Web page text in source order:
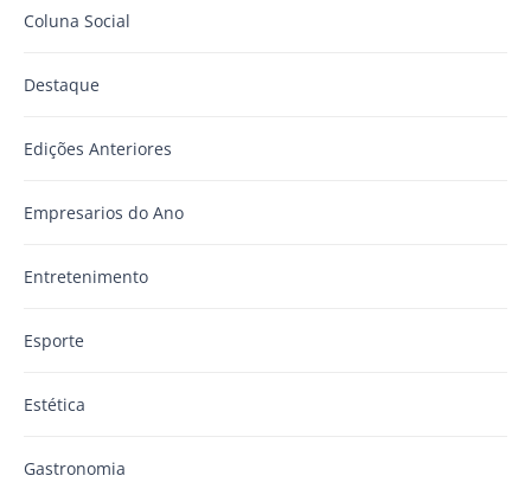
Coluna Social
Destaque
Edições Anteriores
Empresarios do Ano
Entretenimento
Esporte
Estética
Gastronomia